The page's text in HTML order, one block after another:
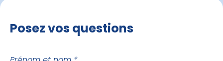
Posez vos questions
Prénom